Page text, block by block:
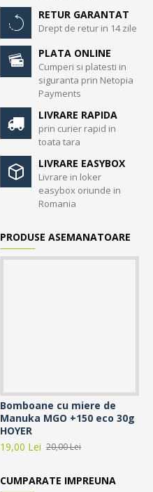
RETUR GARANTAT
Drept de retur in 14 zile
PLATA ONLINE
Cumperi si platesti in
siguranta prin Netopia
Payments
LIVRARE RAPIDA
prin curier rapid in
toata tara
LIVRARE EASYBOX
Livrare in loker
easybox oriunde in
Romania
PRODUSE ASEMANATOARE
Bomboane cu miere de
Manuka MGO +150 eco 30g
HOYER
19,00 Lei 20,00 Lei
CUMPARATE IMPREUNA